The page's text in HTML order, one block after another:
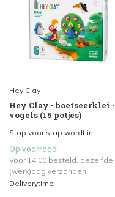
Hey Clay
Hey Clay - boetseerklei -
vogels (15 potjes)
Stap voor stap wordt in...
Op voorraad
Voor 14.00 besteld, dezelfde
(werk)dag verzonden.
Deliverytime